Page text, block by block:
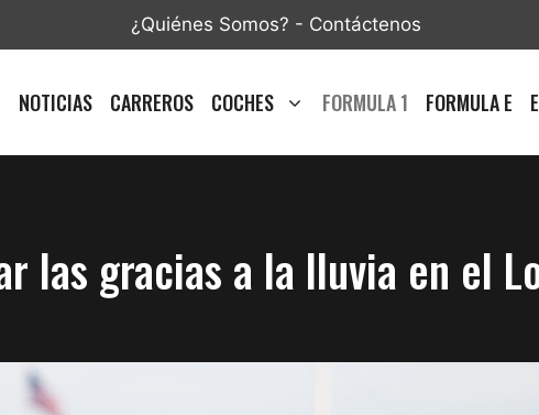
¿Quiénes Somos? - Contáctenos
NOTICIAS CARREROS COCHES FORMULA 1 FORMULA E
las gracias a la lluvia en el